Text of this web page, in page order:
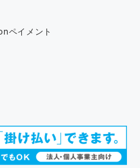
ペイメント